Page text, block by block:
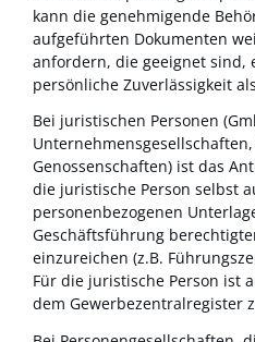
kann die genehmigende
aufgeführten Dokumenten
anfordern, die geeignet sind,
persönliche Zuverlässigkeit
Bei juristischen Personen
Genossenschaften) ist das
die juristische Person selbst
personenbezogenen
Geschäftsführung
einzureichen (z.B.
Für die juristische Person ist
dem Gewerbezentralregister